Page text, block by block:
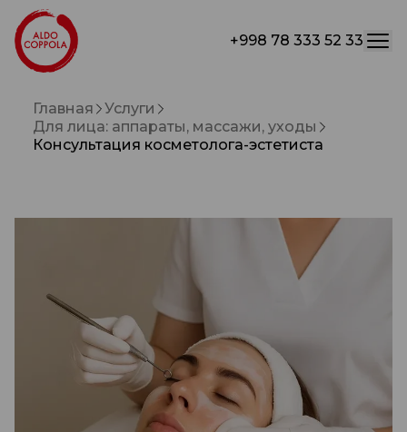
+998 78 333 52 33
Главная
Услуги
Для лица: аппараты, массажи, уходы
Консультация косметолога-эстетиста